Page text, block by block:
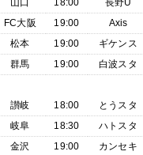
山口 18:00
長野U
FC大阪 19:00
Axis
松本 19:00
ギケンス
群馬 19:00
白波スタ
讃岐 18:00
とうスタ
岐阜 18:30
ハトスタ
金沢 19:00
カンセキ